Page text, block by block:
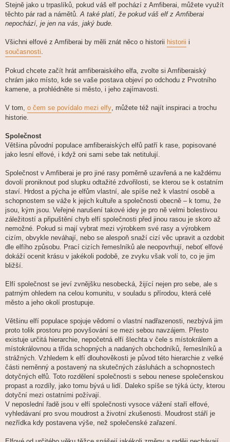
v
e
k
Stejně jako u trpaslíků, pokud váš elf pochází z Amfiberai, můžete využít
těchto pár rad a námětů. A také platí, že pokud váš elf z Amfiberai
nepochází, je jen na vás, jaký bude.
Všichni elfové z Amfiberai by měli znát něco o historii historii i
současnosti
Pokud chcete začít hrát amfiberaiského elfa, zvolte si Amfiberaiský
chrám jako místo, kde se vaše postava objeví po odchodu z Prvotního
kamene, a prohlédněte si město, i jeho zajímavosti.
V tom, o čem se povídalo mezi elfy , můžete též najít inspiraci a trochu
historie.
Společnost
Většina původní populace amfiberaiských elfů patří k rase, popisované
jako lesní elfové, i když oni sami sebe tak netitulují.
Společnost v Amfiberai je pro jiné rasy poměrně uzavřená a ne každému
dovolí proniknout pod slupku odtažité zdvořilosti, se kterou se k ostatním
staví. Hrdost a pýcha je elfům vlastní, ale spíše než k vlastní osobě a
schopnostem se váže k jejich kultuře a společnosti obecně – k tomu, že
jsou, kým jsou. Veřejné narušení takové idey je pro ně velmi bolestivou
záležitostí a připuštění chyb elfí společnosti před jinou rasou je skoro až
nemožné. Pokud si mají vybrat mezi výrobkem své rasy a výrobkem
cizím, obvykle neváhají, nebo se alespoň snaží cizí věc upravit a ozdobit
dle elfího způsobu. Prací cizích řemeslníků ale neopovrhují, neboť elfové
dokáží ocenit krásu v jakékoli podobě, ze zvyku však volí to, co je jim
bližší.
Elfí společnost se jeví zvnějšku nesobecká, žijící nejen pro sebe, ale s
patrným ohledem na celou komunitu, v souladu s přírodou, která celé
město a jeho okolí prostupuje.
Většinu elfí populace spojuje vědomí o vlastní nadřazenosti, nezbývá jim
proto tolik prostoru pro povyšování se mezi sebou navzájem. Přesto
existuje určitá hierarchie, nepočetná elfí šlechta v čele s místokrálem a
místokrálovnou a třída schopných a nadaných obchodníků, řemeslníků a
strážných. Vzhledem k elfí dlouhověkosti je původ této hierarchie z velké
části neměnný a postavený na skutečných zásluhách a schopnostech
dotyčných elfů. Toto rozdělení společnosti s sebou nenese společenskou
propast a rozdíly, jako tomu bývá u lidí. Daleko spíše se týká úcty, kterou
dotyční mezi ostatními požívají.
V neposlední řadě jsou v elfí společnosti vysoce vážení staří elfové,
vyhledávaní pro svou moudrost a životní zkušenosti. Moudrost stáří je
nezřídka kdy postavena výše, než společenské zařazení.